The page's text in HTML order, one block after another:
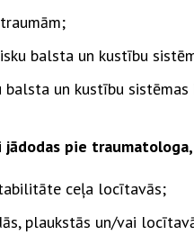
balsta un kustību
balsta un kustību
jādodas pie
ceļa locītavās;
plaukstās un/vai